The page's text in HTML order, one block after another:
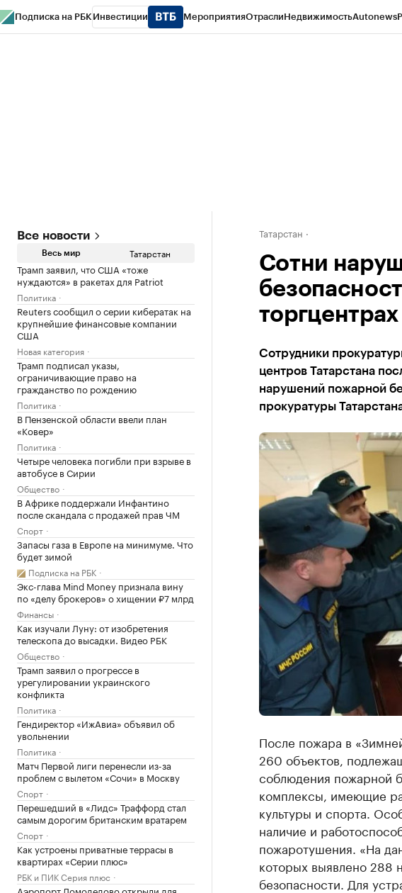
Подписка на РБК Инвестиции МероприятияОтраслиНедвижимостьAutonews
Все новости
Весь мир Татарстан
Трамп заявил, что США «тоже
нуждаются» в ракетах для Patriot
Политика
Reuters сообщил о серии кибератак на
крупнейшие финансовые компании
США
Новая категория
Трамп подписал указы,
ограничивающие право на
гражданство по рождению
Политика
В Пензенской области ввели план
«Ковер»
Политика
Четыре человека погибли при взрыве в
автобусе в Сирии
Общество
В Африке поддержали Инфантино
после скандала с продажей прав ЧМ
Спорт
Запасы газа в Европе на минимуме. Что
будет зимой
Подписка на РБК
Экс-глава Mind Money признала вину
по «делу брокеров» о хищении ₽7 млрд
Финансы
Как изучали Луну: от изобретения
телескопа до высадки. Видео РБК
Общество
Трамп заявил о прогрессе в
урегулировании украинского
конфликта
Политика
Гендиректор «ИжАвиа» объявил об
увольнении
Политика
Матч Первой лиги перенесли из-за
проблем с вылетом «Сочи» в Москву
Спорт
Перешедший в «Лидс» Траффорд стал
самым дорогим британским вратарем
Спорт
Как устроены приватные террасы в
квартирах «Серии плюс»
РБК и ПИК Серия плюс
Аэропорт Домодедово открыли для
Татарстан
Сотни
Сотрудники
центров Татарстана
нарушений пожарной
прокуратуры
После пожара в
260 объектов,
соблюдения пожарной
комплексы, имеющие
культуры и спорта.
наличие и
пожаротушения. «На
которых выявлено 288
безопасности. Для